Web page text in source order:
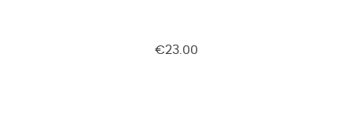
€23.00